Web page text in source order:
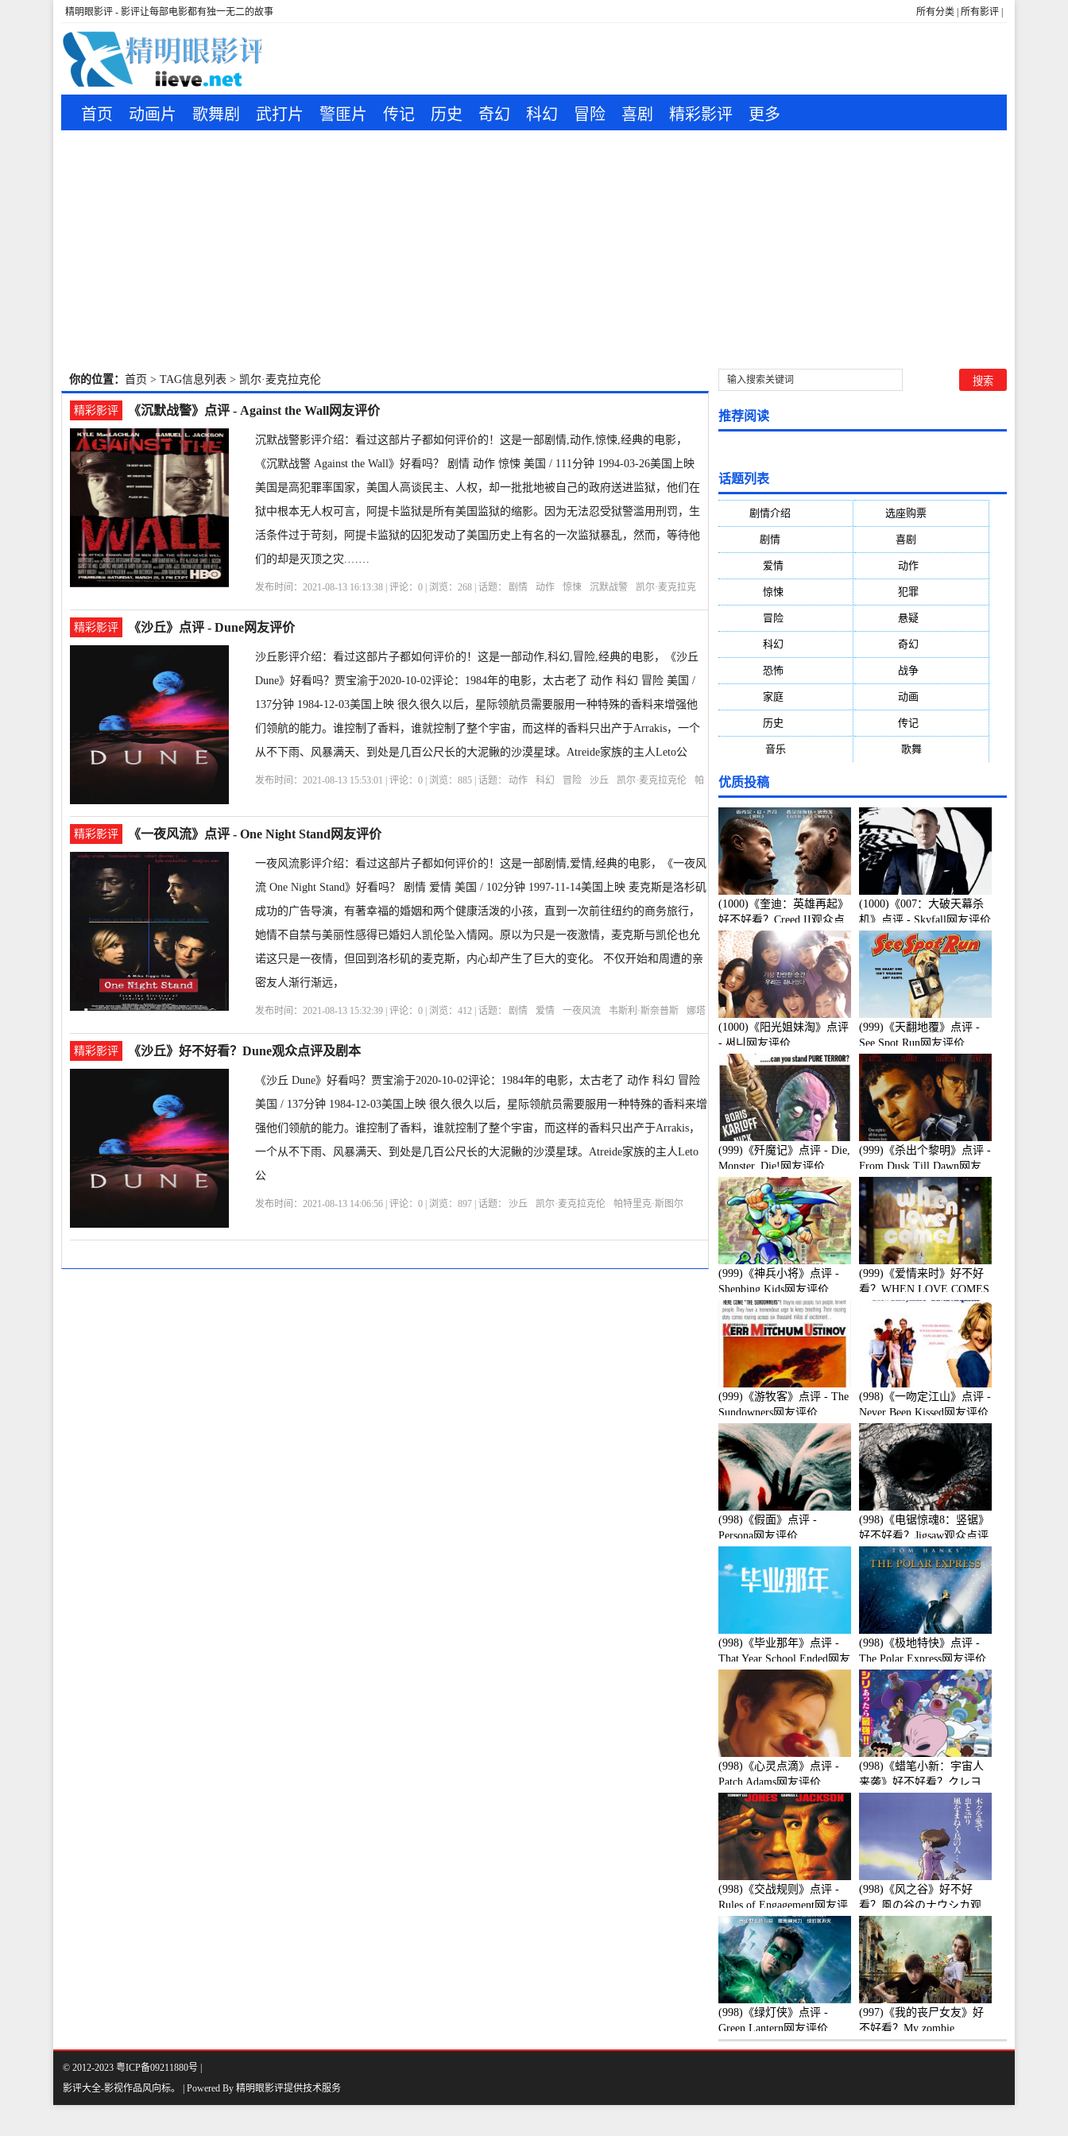
所有分类 所有影评
精明眼影评 - 影评让每部电影都有独一无二的故事
首页 动画片 歌舞剧 武打片 警匪片 传记 历史 奇幻 科幻 冒险 喜剧 精彩影评 更多
你的位置： 首页 > TAG信息列表 > 凯尔·麦克拉克伦
精彩影评 《沉默战警》点评 - Against the Wall网友评价
沉默战警影评介绍：看过这部片子都如何评价的！这是一部剧情,动作,惊悚,经典的电影，
《沉默战警 Against the Wall》好看吗？ 剧情 动作 惊悚 美国 / 111分钟 1994-03-26美国上映
美国是高犯罪率国家，美国人高谈民主、人权，却一批批地被自己的政府送进监狱，他们在
狱中根本无人权可言，阿提卡监狱是所有美国监狱的缩影。因为无法忍受狱警滥用刑罚，生
活条件过于苛刻，阿提卡监狱的囚犯发动了美国历史上有名的一次监狱暴乱，然而，等待他
们的却是灭顶之灾.……
发布时间：2021-08-13 16:13:38 | 评论：0 | 浏览：268 | 话题： 剧情 动作 惊悚 沉默战警
凯尔·麦克拉克
伦
塞缪尔·杰克逊 克兰伦斯·威廉姆斯三世 约翰·弗兰克海默 选座购票 剧情介绍
精彩影评 《沙丘》点评 - Dune网友评价
沙丘影评介绍：看过这部片子都如何评价的！这是一部动作,科幻,冒险,经典的电影，《沙丘
Dune》好看吗？贾宝渝于2020-10-02评论：1984年的电影，太古老了 动作 科幻 冒险 美国 /
137分钟 1984-12-03美国上映 很久很久以后，星际领航员需要服用一种特殊的香料来增强他
们领航的能力。谁控制了香料，谁就控制了整个宇宙，而这样的香料只出产于Arrakis，一个
从不下雨、风暴满天、到处是几百公尺长的大泥鳅的沙漠星球。Atreide家族的主人Leto公
发布时间：2021-08-13 15:53:01 | 评论：0 | 浏览：885 | 话题： 动作 科幻 冒险 沙丘 凯尔·麦克拉克伦
帕
精彩影评 《一夜风流》点评 - One Night Stand网友评价
一夜风流影评介绍：看过这部片子都如何评价的！这是一部剧情,爱情,经典的电影，《一夜风
流 One Night Stand》好看吗？ 剧情 爱情 美国 / 102分钟 1997-11-14美国上映 麦克斯是洛杉矶
成功的广告导演，有著幸福的婚姻和两个健康活泼的小孩，直到一次前往纽约的商务旅行，
她情不自禁与美丽性感得已婚妇人凯伦坠入情网。原以为只是一夜激情，麦克斯与凯伦也允
诺这只是一夜情，但回到洛杉矶的麦克斯，内心却产生了巨大的变化。 不仅开始和周遭的亲
密友人渐行渐远，
发布时间：2021-08-13 15:32:39 | 评论：0 | 浏览：412 | 话题： 剧情 爱情 一夜风流 韦斯利·斯奈普斯
娜塔
莎·金斯基
凯尔·麦克拉克伦 迈克·菲吉斯 选座购票 剧情介绍
精彩影评 《沙丘》好不好看？Dune观众点评及剧本
《沙丘 Dune》好看吗？贾宝渝于2020-10-02评论：1984年的电影，太古老了 动作 科幻 冒险
美国 / 137分钟 1984-12-03美国上映 很久很久以后，星际领航员需要服用一种特殊的香料来增
强他们领航的能力。谁控制了香料，谁就控制了整个宇宙，而这样的香料只出产于Arrakis，
一个从不下雨、风暴满天、到处是几百公尺长的大泥鳅的沙漠星球。Atreide家族的主人Leto
公
发布时间：2021-08-13 14:06:56 | 评论：0 | 浏览：897 | 话题： 沙丘 凯尔·麦克拉克伦
帕特里克·斯图尔
推荐阅读
话题列表
剧情介绍 选座购票(5388)
剧情 喜剧
爱情(887) 动作
惊悚(648) 犯罪
冒险(377) 悬疑
科幻 奇幻
恐怖(236) 战争
家庭(195) 动画
历史 传记
音乐 歌舞(81)
优质投稿
(1000)《奎迪：英雄再起》
好不好看？Creed II观众点
评及剧本
(1000)《007：大破天幕杀
机》点评 - Skyfall网友评价
(1000)《阳光姐妹淘》点评
- 써니网友评价
(999)《天翻地覆》点评 -
See Spot Run网友评价
(999)《歼魔记》点评 - Die,
Monster, Die!网友评价
(999)《杀出个黎明》点评 -
From Dusk Till Dawn网友
评价
(999)《神兵小将》点评 -
Shenbing Kids网友评价
(999)《爱情来时》好不好
看？WHEN LOVE COMES
观众点评及剧本
(999)《游牧客》点评 - The
Sundowners网友评价
(998)《一吻定江山》点评 -
Never Been Kissed网友评价
(998)《假面》点评 -
Persona网友评价
(998)《电锯惊魂8：竖锯》
好不好看？Jigsaw观众点评
及剧本
(998)《毕业那年》点评 -
That Year School Ended网友
评价
(998)《极地特快》点评 -
The Polar Express网友评价
(998)《心灵点滴》点评 -
Patch Adams网友评价
(998)《蜡笔小新：宇宙人
来袭》好不好看？クレヨ
ンしんちゃん 襲来!!宇宙
人シリリ观众点评及剧本
(998)《交战规则》点评 -
Rules of Engagement网友评
价
(998)《风之谷》好不好
看？風の谷のナウシカ观
众点评及剧本
(998)《绿灯侠》点评 -
Green Lantern网友评价
(997)《我的丧尸女友》好
不好看？My zombie
girlfriend观众点评及剧本
© 2012-2023 粤ICP备09211880号 |
影评大全-影视作品风向标。 | Powered By 精明眼影评提供技术服务